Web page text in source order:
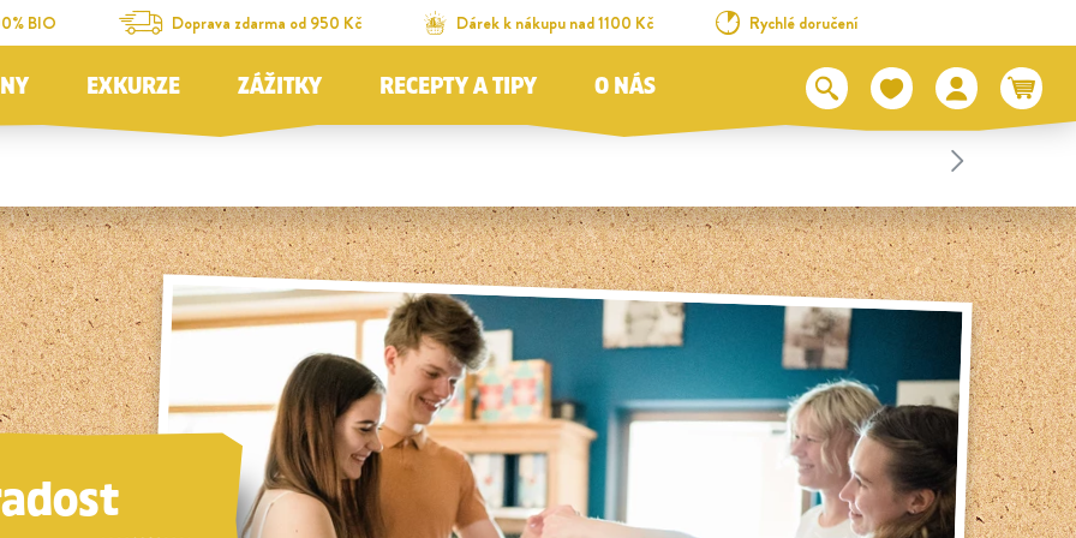
BIO Doprava zdarma od 950 Kč Dárek k nákupu nad 1100 Kč Rychlé doručení
EXKURZE ZÁŽITKY RECEPTY A TIPY O NÁS